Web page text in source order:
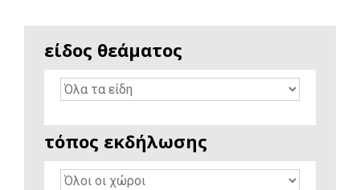
είδος θεάματος
τόπος εκδήλωσης